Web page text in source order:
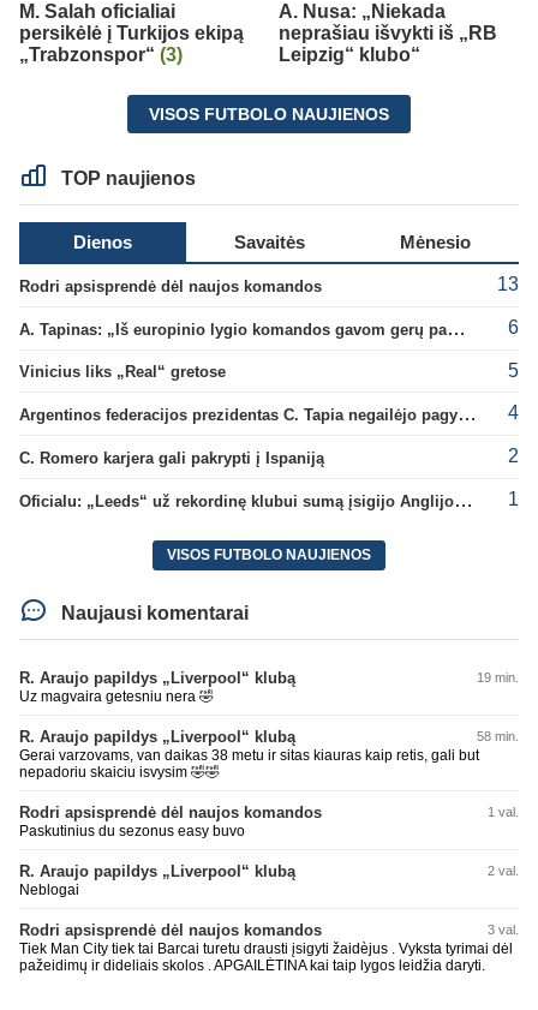
M. Salah oficialiai
persikėlė į Turkijos ekipą
„Trabzonspor“ (3)
A. Nusa: „Niekada
neprašiau išvykti iš „RB
Leipzig“ klubo“
VISOS FUTBOLO NAUJIENOS
TOP naujienos
Dienos Savaitės Mėnesio
Rodri apsisprendė dėl naujos komandos 13
A. Tapinas: „Iš europinio lygio komandos gavom gerų pamokų“ 6
Vinicius liks „Real“ gretose 5
Argentinos federacijos prezidentas C. Tapia negailėjo pagyrų G. Infantino 4
C. Romero karjera gali pakrypti į Ispaniją 2
Oficialu: „Leeds“ už rekordinę klubui sumą įsigijo Anglijos rinktinės vartininką 1
VISOS FUTBOLO NAUJIENOS
Naujausi komentarai
R. Araujo papildys „Liverpool“ klubą 19 min.
Uz magvaira getesniu nera 🤣
R. Araujo papildys „Liverpool“ klubą 58 min.
Gerai varzovams, van daikas 38 metu ir sitas kiauras kaip retis, gali but
nepadoriu skaiciu isvysim 🤣🤣
Rodri apsisprendė dėl naujos komandos 1 val.
Paskutinius du sezonus easy buvo
R. Araujo papildys „Liverpool“ klubą 2 val.
Neblogai
Rodri apsisprendė dėl naujos komandos 3 val.
Tiek Man City tiek tai Barcai turetu drausti įsigyti žaidèjus . Vyksta tyrimai dėl
pažeidimų ir dideliais skolos . APGAILĖTINA kai taip lygos leidžia daryti.